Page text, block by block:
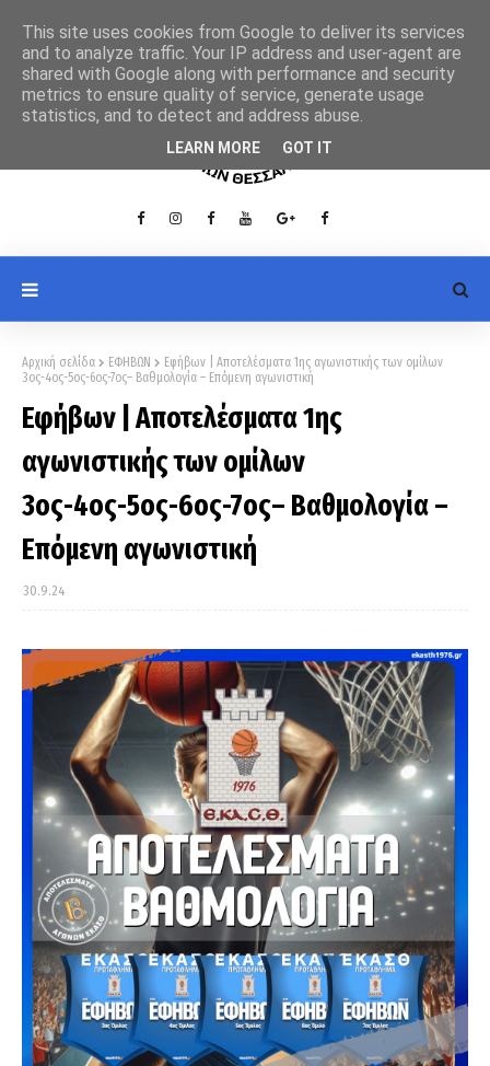
Αρχική σελίδα ΕΦΗΒΩΝ
Εφήβων | Αποτελέσματα 1ης αγωνιστικής των ομίλων
3ος-4ος-5ος-6ος-7ος– Βαθμολογία – Επόμενη αγωνιστική
Εφήβων | Αποτελέσματα 1ης
αγωνιστικής των ομίλων
3ος-4ος-5ος-6ος-7ος– Βαθμολογία –
Επόμενη αγωνιστική
30.9.24
This site uses cookies from Google to deliver its services
and to analyze traffic. Your IP address and user-agent are
shared with Google along with performance and security
metrics to ensure quality of service, generate usage
statistics, and to detect and address abuse.
LEARN MORE GOT IT